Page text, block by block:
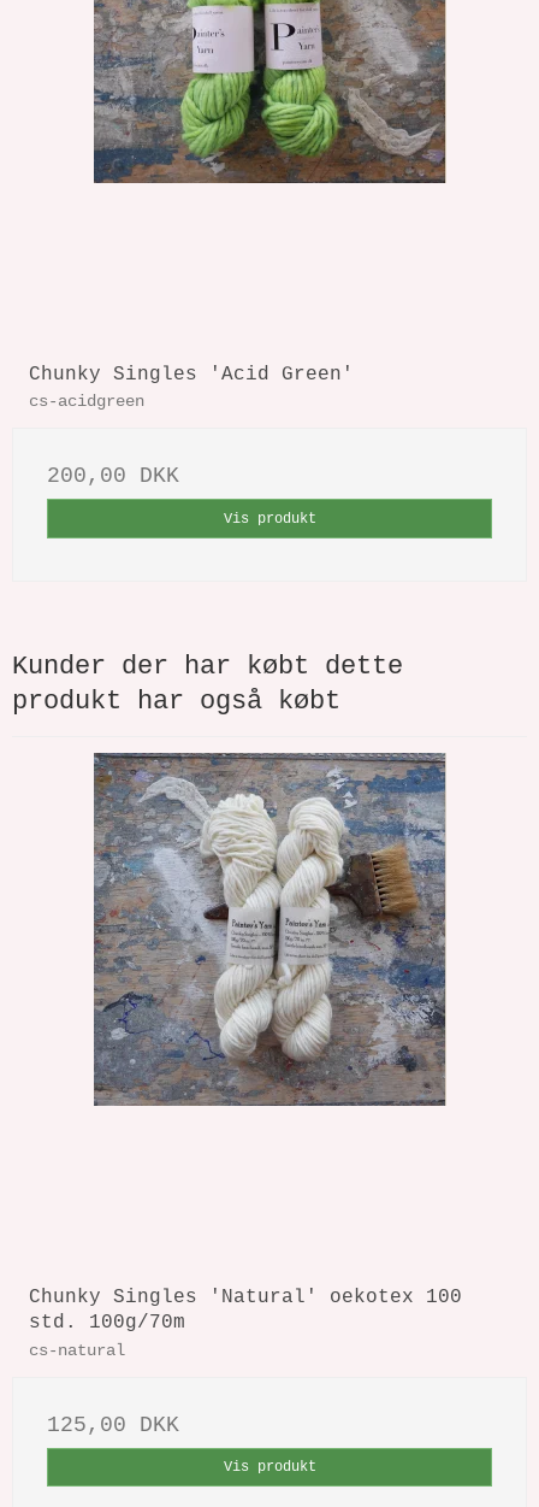
Chunky Singles 'Acid Green'
cs-acidgreen
200,00 DKK
Vis produkt
Kunder der har købt dette
produkt har også købt
Chunky Singles 'Natural' oekotex 100
std. 100g/70m
cs-natural
125,00 DKK
Vis produkt